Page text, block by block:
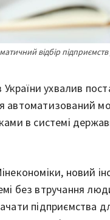
відбір
України ухвалив
автоматизований
в системі
новий
без втручання
підприємства